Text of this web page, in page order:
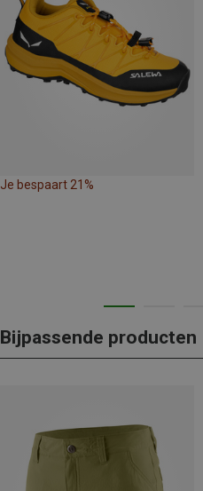
Je bespaart 21%
Bijpassende producten